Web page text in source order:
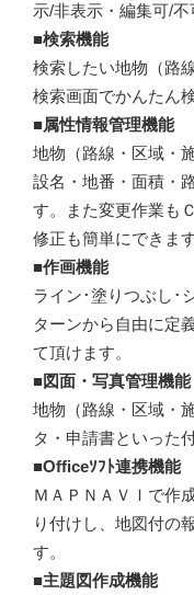
示/非表示・編集可/不
■検索機能
検索したい地物（路
検索画面でかんたん
■属性情報管理機能
地物（路線・区域・
設名・地番・面積・
す。また変更作業も
修正も簡単にできます
■作画機能
ライン･塗りつぶし･
ターンから自由に定
て頂けます。
■図面・写真管理機能
地物（路線・区域・
タ・申請書といった
■Officeｿﾌﾄ連携機能
ＭＡＰＮＡＶＩで作
り付けし、地図付の
す。
■主題図作成機能